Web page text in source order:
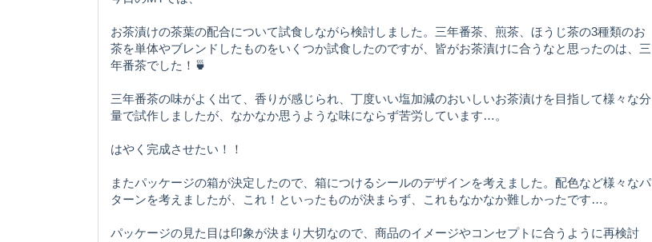
お茶漬けの茶葉の配合について試食しながら検討しました。三年番茶、煎茶、ほうじ茶の3種類のお
茶を単体やブレンドしたものをいくつか試食したのですが、皆がお茶漬けに合うなと思ったのは、三
年番茶でした！🍵
三年番茶の味がよく出て、香りが感じられ、丁度いい塩加減のおいしいお茶漬けを目指して様々な分
量で試作しましたが、なかなか思うような味にならず苦労しています…。
はやく完成させたい！！
またパッケージの箱が決定したので、箱につけるシールのデザインを考えました。配色など様々なパ
ターンを考えましたが、これ！といったものが決まらず、これもなかなか難しかったです…。
パッケージの見た目は印象が決まり大切なので、商品のイメージやコンセプトに合うように再検討